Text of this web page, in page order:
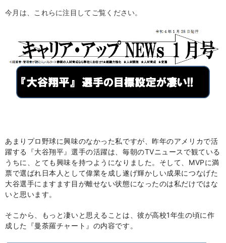
今月は、これらに注目してご覧ください。
あまりプロ野球に興味のなかった私ですが、昨年のアメリカで活
躍する『大谷翔平』選手の活躍は、毎朝のTVニュースで観ている
うちに、とても興味を持つようになりました。そして、MVPに満
票で選ばれ日本人として偉業を成し遂げ輝かしい成果につなげた
大谷選手にますます目が離せない状態になったのは私だけではな
いと思います。
そこから、もっと凄いと思えることは、彼が高校1年生の頃に作
成した『曼荼羅チャート』の内容です。